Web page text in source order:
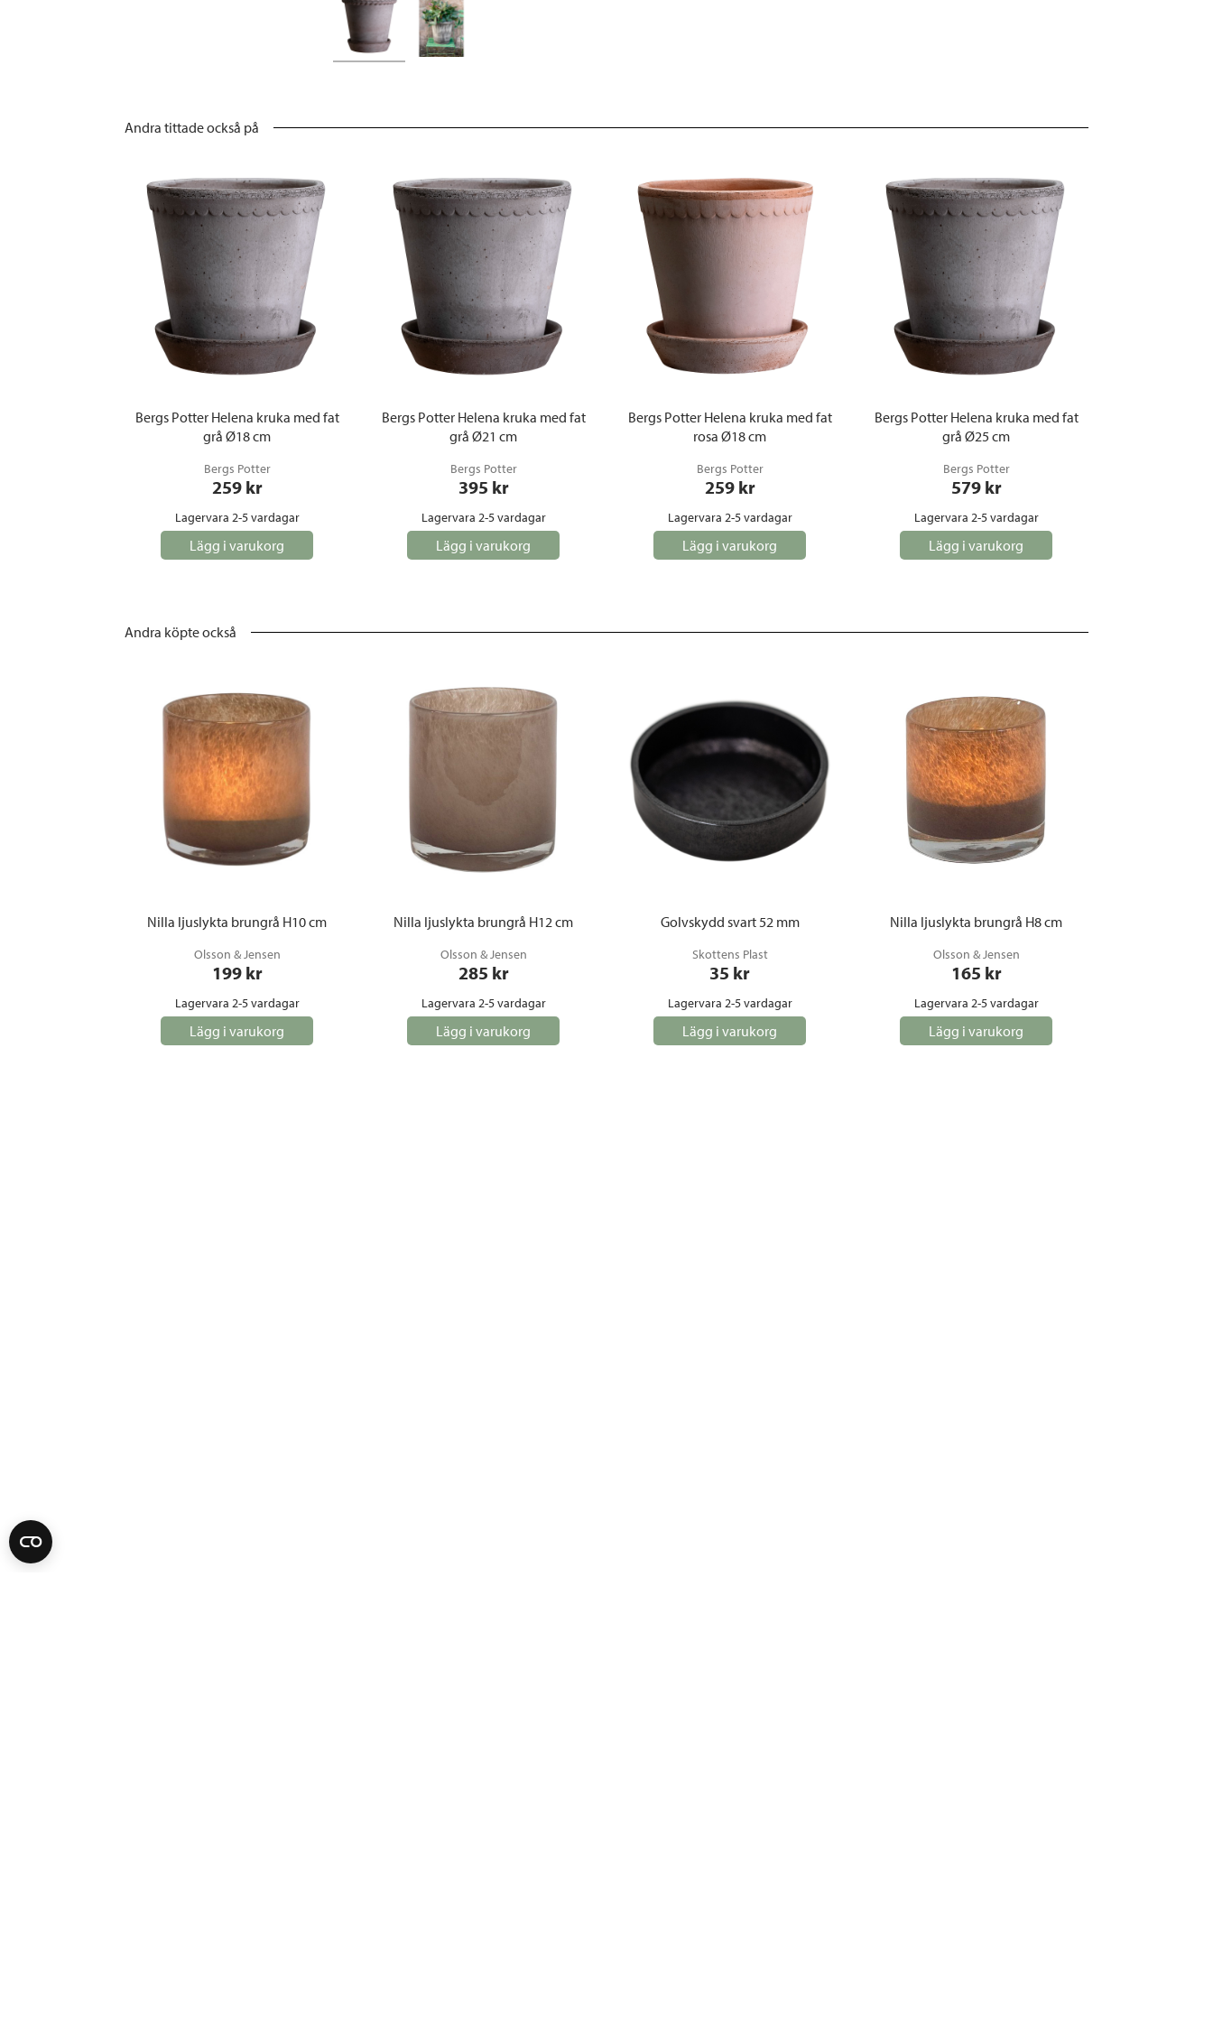
Andra tittade också på
Bergs Potter Helena kruka med fat
grå Ø18 cm
Bergs Potter
259 kr
Lagervara 2-5 vardagar
Lägg i varukorg
Bergs Potter Helena kruka med fat
grå Ø21 cm
Bergs Potter
395 kr
Lagervara 2-5 vardagar
Lägg i varukorg
Bergs Potter Helena kruka med fat
rosa Ø18 cm
Bergs Potter
259 kr
Lagervara 2-5 vardagar
Lägg i varukorg
Bergs Potter Helena kruka med fat
grå Ø25 cm
Bergs Potter
579 kr
Lagervara 2-5 vardagar
Lägg i varukorg
Andra köpte också
Nilla ljuslykta brungrå H10 cm
Olsson & Jensen
199 kr
Lagervara 2-5 vardagar
Lägg i varukorg
Nilla ljuslykta brungrå H12 cm
Olsson & Jensen
285 kr
Lagervara 2-5 vardagar
Lägg i varukorg
Golvskydd svart 52 mm
Skottens Plast
35 kr
Lagervara 2-5 vardagar
Lägg i varukorg
Nilla ljuslykta brungrå H8 cm
Olsson & Jensen
165 kr
Lagervara 2-5 vardagar
Lägg i varukorg